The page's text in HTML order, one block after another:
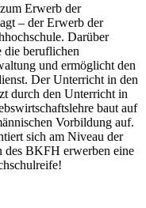
Erwerb der
– der Erwerb der
Darüber
die beruflichen
und ermöglicht den
Der Unterricht in den
durch den Unterricht in
baut auf
Vorbildung auf.
sich am Niveau der
des BKFH erwerben eine